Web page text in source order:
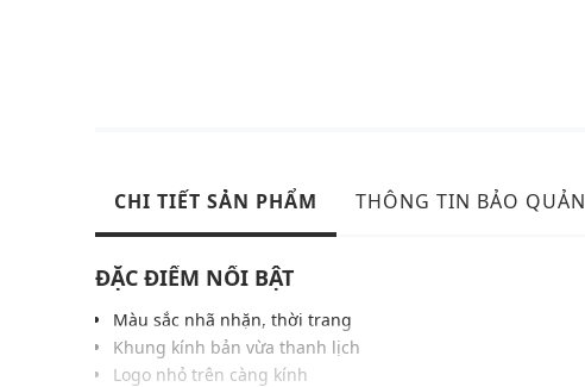
CHI TIẾT SẢN PHẨM THÔNG TIN BẢO QUẢN
ĐẶC ĐIỂM NỔI BẬT
Màu sắc nhã nhặn, thời trang
Khung kính bản vừa thanh lịch
Logo nhỏ trên càng kính